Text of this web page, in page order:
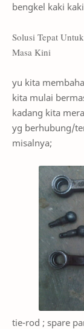
bengkel kaki kaki
Solusi Tepat
Masa Kini
yu kita
kita mulai
kadang kita
yg berhubung/
misalnya;
tie-rod ; spare